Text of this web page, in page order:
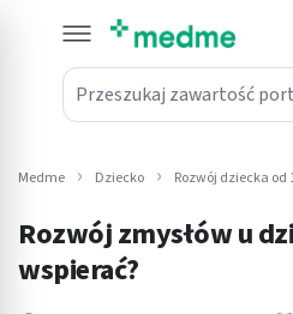
Przeszukaj zawartość portalu
submenu: Leki na receptę
submenu: Mama i dziecko
Medme Dziecko Rozwój dziecka od
Rozwój zmysłów u
wspierać?